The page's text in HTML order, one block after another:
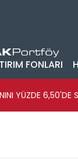
FONLARI
YÜZDE 6,50'DE